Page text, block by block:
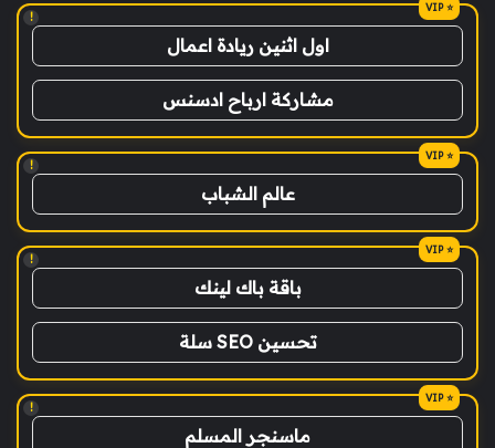
!
اول اثنين ريادة اعمال
مشاركة ارباح ادسنس
!
عالم الشباب
!
باقة باك لينك
تحسين SEO سلة
!
ماسنجر المسلم